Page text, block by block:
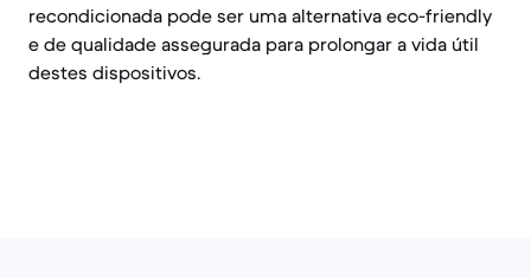
recondicionada pode ser uma alternativa eco-friendly
e de qualidade assegurada para prolongar a vida útil
destes dispositivos.